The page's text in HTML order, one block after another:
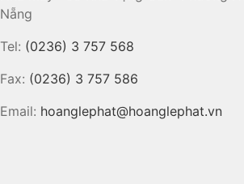
Nẵng
Tel: (0236) 3 757 568
Fax: (0236) 3 757 586
Email: hoanglephat@hoanglephat.vn